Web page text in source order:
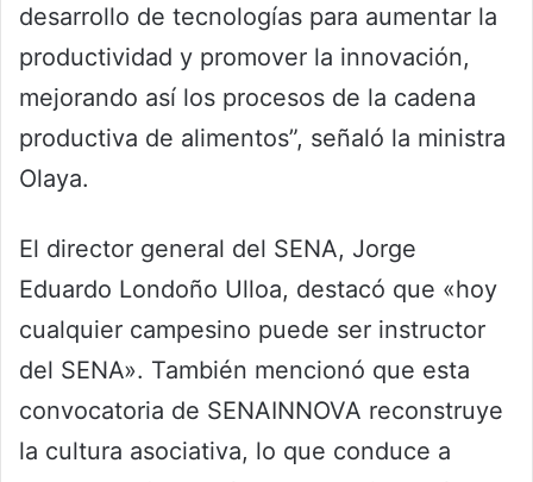
desarrollo de tecnologías para aumentar la
productividad y promover la innovación,
mejorando así los procesos de la cadena
productiva de alimentos”, señaló la ministra
Olaya.
El director general del SENA, Jorge
Eduardo Londoño Ulloa, destacó que «hoy
cualquier campesino puede ser instructor
del SENA». También mencionó que esta
convocatoria de SENAINNOVA reconstruye
la cultura asociativa, lo que conduce a